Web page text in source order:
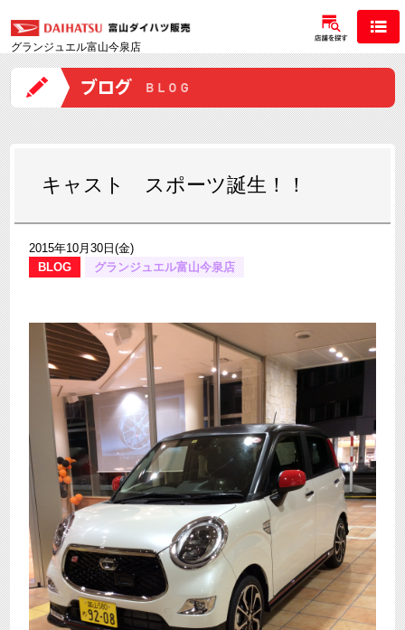
グランジュエル富山今泉店
キャスト スポーツ誕生！！
2015年10月30日(金)
BLOG
グランジュエル富山今泉店